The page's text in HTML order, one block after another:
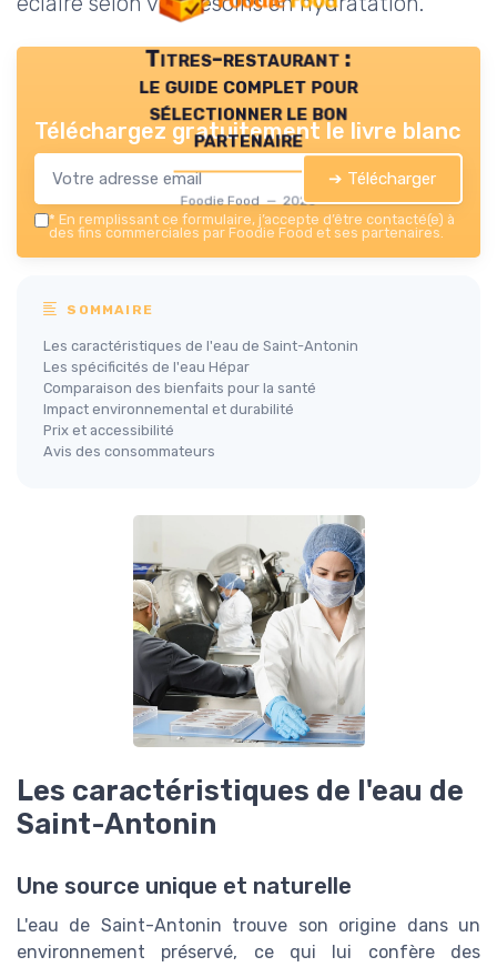
Titres-restaurant :
le guide complet pour
sélectionner le bon
partenaire
Foodie Food — 2026
Téléchargez gratuitement le livre blanc
➔ Télécharger
* En remplissant ce formulaire, j’accepte d’être contacté(e) à
des fins commerciales par Foodie Food et ses partenaires.
SOMMAIRE
Les caractéristiques de l'eau de Saint-Antonin
Les spécificités de l'eau Hépar
Comparaison des bienfaits pour la santé
Impact environnemental et durabilité
Prix et accessibilité
Avis des consommateurs
Les caractéristiques de l'eau de
Saint-Antonin
Une source unique et naturelle
L'eau de Saint-Antonin trouve son origine dans un
environnement préservé, ce qui lui confère des